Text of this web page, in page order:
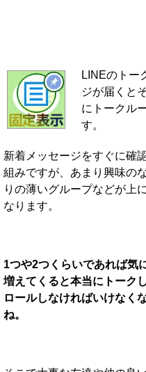
LINEのトー
ジが届くと
にトークル
す。
新着メッセージをすぐに確
組みですが、あまり興味の
りの薄いグループなどが上
なります。
1つや2つくらいであれば気
増えてくると本当にトーク
ロールしなければいけなく
ね。